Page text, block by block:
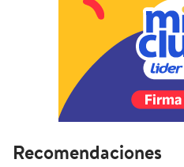
Recomendaciones